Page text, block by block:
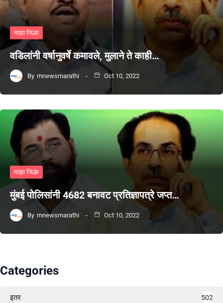
माझा जिल्हा
वडिलांनी वर्षानुवर्षे कमावले, मुलाने ते काही…
By mnewsmarathi Oct 10, 2022
माझा जिल्हा
मुंबई पोलिसांनी 4682 बनावट प्रतिज्ञापत्रे जप्त…
By mnewsmarathi Oct 10, 2022
Categories
इतर 502